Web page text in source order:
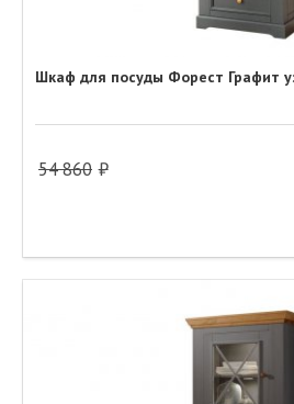
Шкаф для посуды Форест Графит
54 860